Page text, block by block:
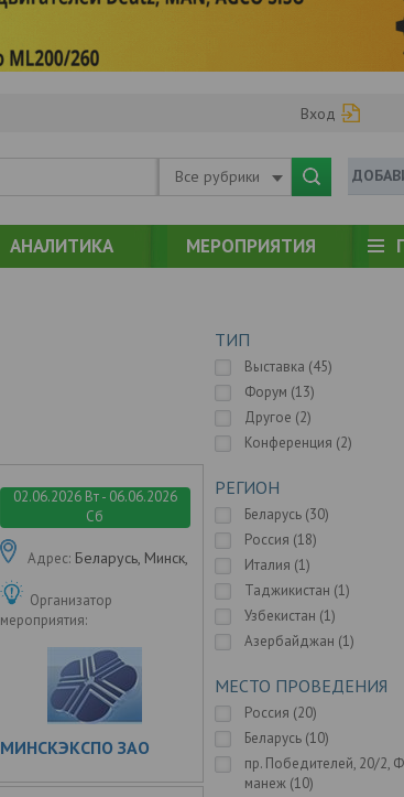
Вход
Все рубрики
АНАЛИТИКА МЕРОПРИЯТИЯ
ТИП
Выставка (45)
Форум (13)
Другое (2)
Конференция (2)
РЕГИОН
Беларусь (30)
Россия (18)
Италия (1)
Таджикистан (1)
Узбекистан (1)
Азербайджан (1)
МЕСТО ПРОВЕДЕНИЯ
Россия (20)
Беларусь (10)
пр. Победителей, 20/2,
манеж (10)
02.06.2026 Вт - 06.06.2026
Сб
Адрес: Беларусь, Минск,
Организатор
мероприятия:
МИНСКЭКСПО ЗАО